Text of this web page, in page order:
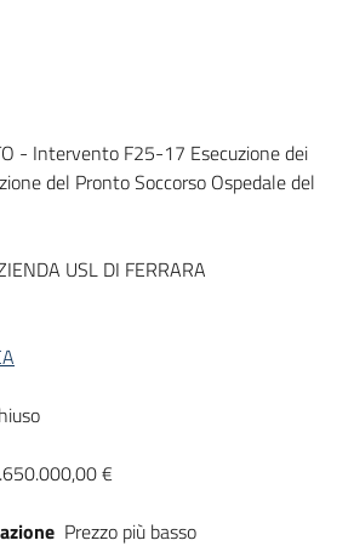
- Intervento F25-17 Esecuzione dei
del Pronto Soccorso Ospedale del
USL DI FERRARA
€
Prezzo più basso